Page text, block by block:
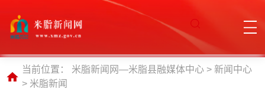
当前位置： 米脂新闻网—米脂县融媒体中心 > 新闻中心
> 米脂新闻